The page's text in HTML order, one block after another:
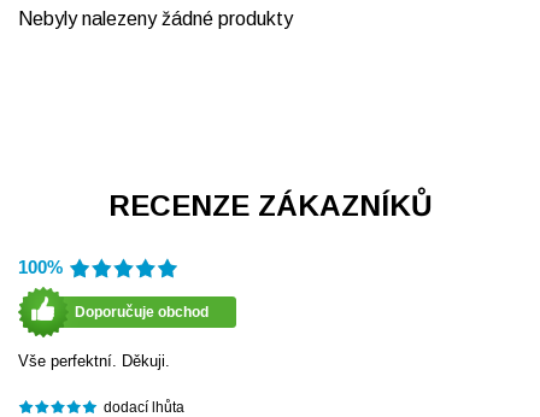
Nebyly nalezeny žádné produkty
RECENZE ZÁKAZNÍKŮ
100%
Doporučuje obchod
Vše perfektní. Děkuji.
dodací lhůta